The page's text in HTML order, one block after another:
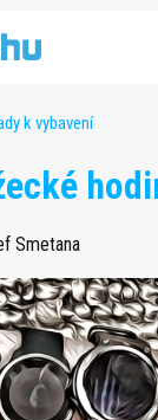
k vybavení
Smetana